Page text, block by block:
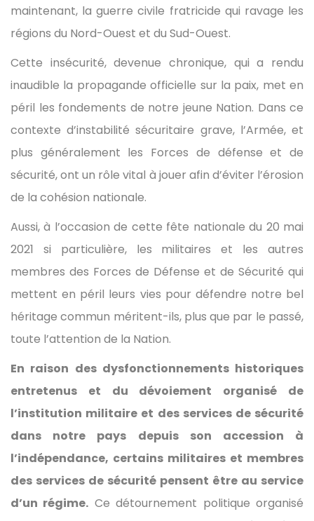
maintenant, la guerre civile fratricide qui ravage les
régions du Nord-Ouest et du Sud-Ouest.
Cette insécurité, devenue chronique, qui a rendu
inaudible la propagande officielle sur la paix, met en
péril les fondements de notre jeune Nation. Dans ce
contexte d’instabilité sécuritaire grave, l’Armée, et
plus généralement les Forces de défense et de
sécurité, ont un rôle vital à jouer afin d’éviter l’érosion
de la cohésion nationale.
Aussi, à l’occasion de cette fête nationale du 20 mai
2021 si particulière, les militaires et les autres
membres des Forces de Défense et de Sécurité qui
mettent en péril leurs vies pour défendre notre bel
héritage commun méritent-ils, plus que par le passé,
toute l’attention de la Nation.
En raison des dysfonctionnements historiques
entretenus et du dévoiement organisé de
l’institution militaire et des services de sécurité
dans notre pays depuis son accession à
l’indépendance, certains militaires et membres
des services de sécurité pensent être au service
d’un régime. Ce détournement politique organisé